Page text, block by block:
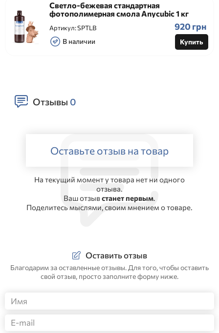
Светло-бежевая стандартная
фотополимерная смола Anycubic 1 кг
Артикул:SPTLB
В наличии
920 грн
Купить
Отзывы 0
Оставьте отзыв на товар
На текущий момент у товара нет ни одного
отзыва.
Ваш отзывстанет первым.
Поделитесь мыслями, своим мнением о товаре.
Оставить отзыв
Благодарим за оставленные отзывы. Для того, чтобы оставить
свой отзыв, просто заполните форму ниже.